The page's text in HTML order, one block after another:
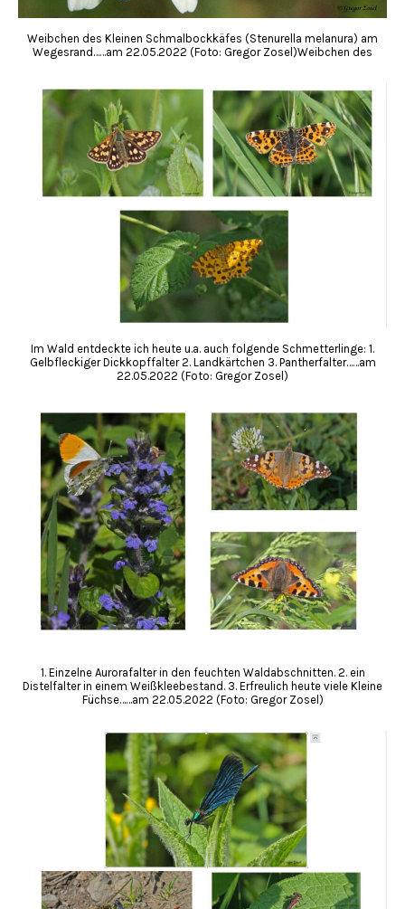
Weibchen des Kleinen Schmalbockkäfes (Stenurella melanura) am
Wegesrand……am 22.05.2022 (Foto: Gregor Zosel)Weibchen des
Im Wald entdeckte ich heute u.a. auch folgende Schmetterlinge: 1.
Gelbfleckiger Dickkopffalter 2. Landkärtchen 3. Pantherfalter……am
22.05.2022 (Foto: Gregor Zosel)
1. Einzelne Aurorafalter in den feuchten Waldabschnitten. 2. ein
Distelfalter in einem Weißkleebestand. 3. Erfreulich heute viele Kleine
Füchse……am 22.05.2022 (Foto: Gregor Zosel)